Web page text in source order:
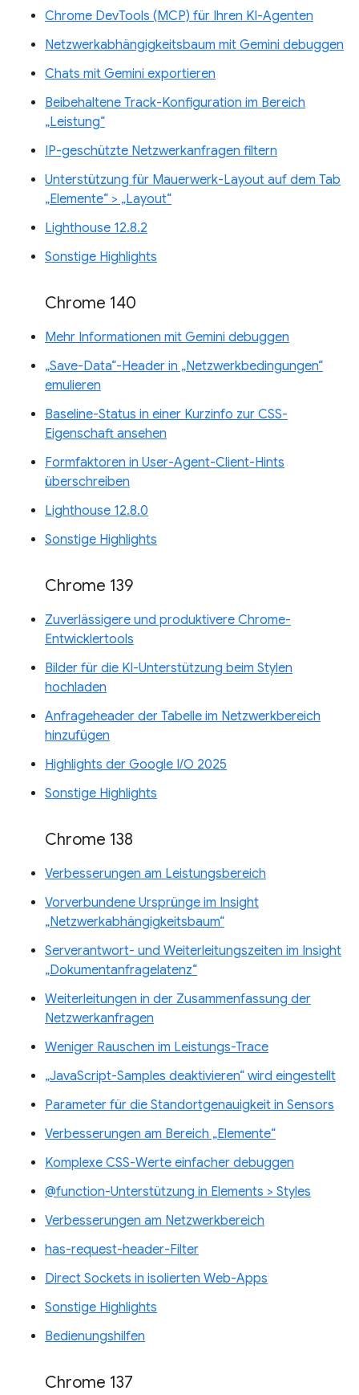
Chrome DevTools (MCP) für Ihren KI-Agenten
Netzwerkabhängigkeitsbaum mit Gemini debuggen
Chats mit Gemini exportieren
Beibehaltene Track-Konfiguration im Bereich
„Leistung“
IP-geschützte Netzwerkanfragen filtern
Unterstützung für Mauerwerk-Layout auf dem Tab
„Elemente“ > „Layout“
Lighthouse 12.8.2
Sonstige Highlights
Chrome 140
Mehr Informationen mit Gemini debuggen
„Save-Data“-Header in „Netzwerkbedingungen“
emulieren
Baseline-Status in einer Kurzinfo zur CSS-
Eigenschaft ansehen
Formfaktoren in User-Agent-Client-Hints
überschreiben
Lighthouse 12.8.0
Sonstige Highlights
Chrome 139
Zuverlässigere und produktivere Chrome-
Entwicklertools
Bilder für die KI-Unterstützung beim Stylen
hochladen
Anfrageheader der Tabelle im Netzwerkbereich
hinzufügen
Highlights der Google I/O 2025
Sonstige Highlights
Chrome 138
Verbesserungen am Leistungsbereich
Vorverbundene Ursprünge im Insight
„Netzwerkabhängigkeitsbaum“
Serverantwort- und Weiterleitungszeiten im Insight
„Dokumentanfragelatenz“
Weiterleitungen in der Zusammenfassung der
Netzwerkanfragen
Weniger Rauschen im Leistungs-Trace
„JavaScript-Samples deaktivieren“ wird eingestellt
Parameter für die Standortgenauigkeit in Sensors
Verbesserungen am Bereich „Elemente“
Komplexe CSS-Werte einfacher debuggen
@function-Unterstützung in Elements > Styles
Verbesserungen am Netzwerkbereich
has-request-header-Filter
Direct Sockets in isolierten Web-Apps
Sonstige Highlights
Bedienungshilfen
Chrome 137